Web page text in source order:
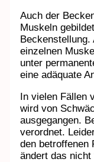
Auch der
Muskeln
Beckenstellung.
einzelnen
unter
eine adäquate
In vielen Fällen
wird von
ausgegangen.
verordnet.
den betroffenen
ändert das nicht